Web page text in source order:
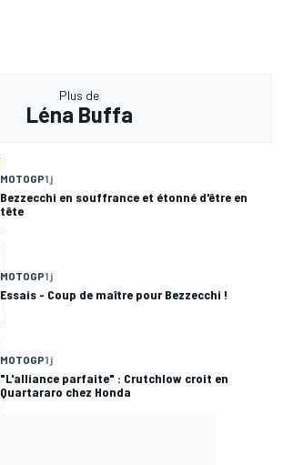
Plus de
Léna Buffa
MOTOGP1 j
Bezzecchi en souffrance et étonné d'être en
tête
MOTOGP1 j
Essais - Coup de maître pour Bezzecchi !
MOTOGP1 j
"L'alliance parfaite" : Crutchlow croit en
Quartararo chez Honda